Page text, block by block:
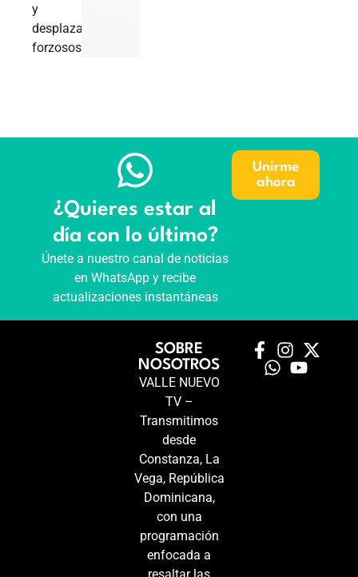
y
desplazamientos
forzosos.
¿Quieres estar al
día con lo último?
Únete a nuestro canal de noticias
en WhatsApp y recibe
actualizaciones instantáneas
Unirme
ahora
SOBRE
NOSOTROS
VALLE NUEVO
TV –
Transmitimos
desde
Constanza, La
Vega, República
Dominicana,
con una
programación
enfocada a
resaltar las